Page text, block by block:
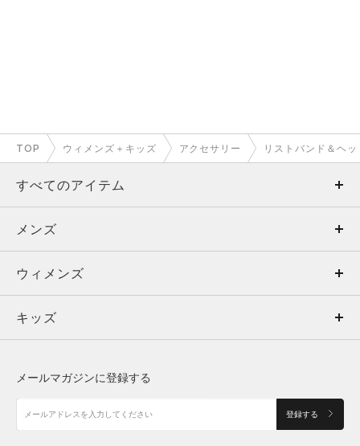
TOP ウィメンズ＋キッズ アクセサリー リストバンド＆ヘ
すべてのアイテム
メンズ
ウィメンズ
キッズ
アクセサリー
メンズ
トップス
ボトムス
アクセサリー
ウィメンズ
トップス
シューズ
キッズ
メールマガジンに登録する
登録する